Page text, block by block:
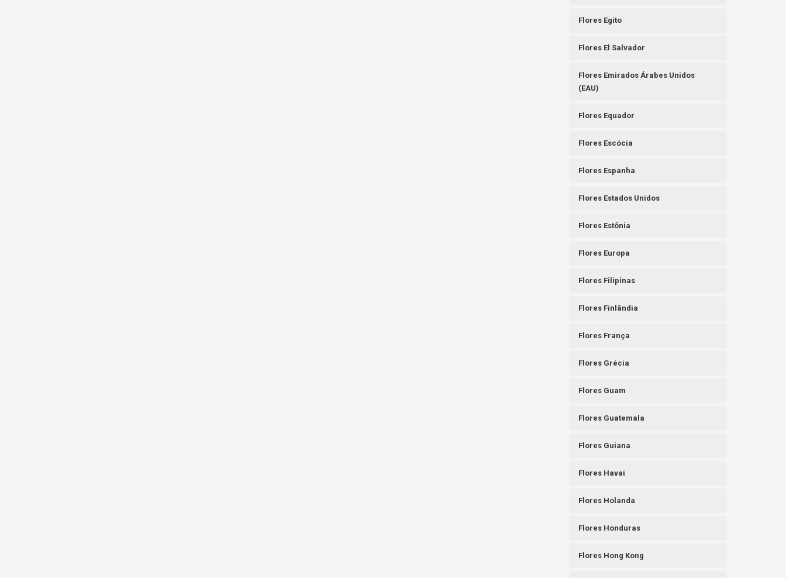
Flores Egito
Flores El Salvador
Flores Emirados Árabes Unidos
(EAU)
Flores Equador
Flores Escócia
Flores Espanha
Flores Estados Unidos
Flores Estônia
Flores Europa
Flores Filipinas
Flores Finlândia
Flores França
Flores Grécia
Flores Guam
Flores Guatemala
Flores Guiana
Flores Havai
Flores Holanda
Flores Honduras
Flores Hong Kong